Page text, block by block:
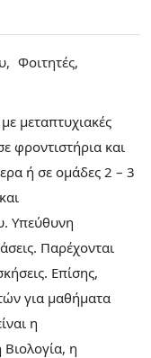
Φοιτητές
μεταπτυχιακές
φροντιστήρια και
ή σε ομάδες 2 – 3
Υπεύθυνη
Παρέχονται
Επίσης,
για μαθήματα
η
η